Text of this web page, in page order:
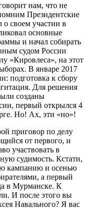
нам, что не
Президентские
своем участии в
основные
и начал собирать
судом России
«Кировлеса», на этот
В январе 2017
подготовка к сбору
Для решения
созданы
первый открылся 4
Но! Ах, эти «но»!
приговор по делу
от первого, и
участвовать в
судимость. Кстати,
кампанию и осенью
а первый
в Мурманске. К
И после этого вы
Навального? Я вас